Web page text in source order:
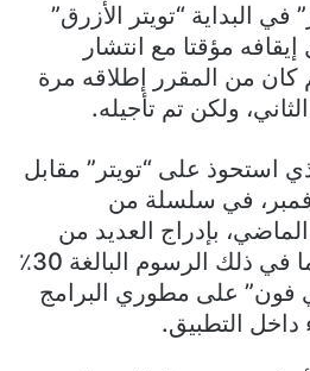
البداية “تويتر الأزرق”
مؤقتا مع انتشار
كان من المقرر إطلاقه مرة
استحوذ على “تويتر” مقابل
نوفمبر، في سلسلة من
بإدراج العديد من
الشكاوى مع “أبل”، بما في ذلك الرسوم البالغة 30٪
فون” على مطوري البرامج
داخل التطبيق.